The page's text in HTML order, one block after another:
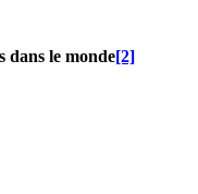
dans le monde[2]